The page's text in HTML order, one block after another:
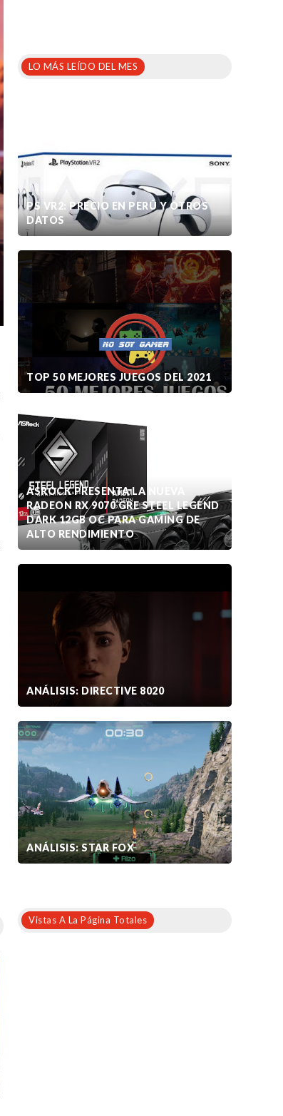
LO MÁS LEÍDO DEL MES
PS VR2: PRECIO EN PERÚ Y OTROS
DATOS
TOP 50 MEJORES JUEGOS DEL 2021
ASROCK PRESENTA LA NUEVA
RADEON RX 9070 GRE STEEL LEGEND
DARK 12GB OC PARA GAMING DE
ALTO RENDIMIENTO
ANÁLISIS: DIRECTIVE 8020
ANÁLISIS: STAR FOX
Vistas A La Página Totales